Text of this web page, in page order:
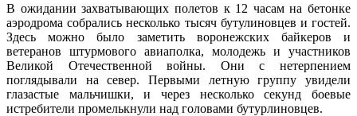
В ожидании захватывающих полетов к 12 часам на бетонке
аэродрома собрались несколько тысяч бутулиновцев и гостей.
Здесь можно было заметить воронежских байкеров и
ветеранов штурмового авиаполка, молодежь и участников
Великой Отечественной войны. Они с нетерпением
поглядывали на север. Первыми летную группу увидели
глазастые мальчишки, и через несколько секунд боевые
истребители промелькнули над головами бутурлиновцев.